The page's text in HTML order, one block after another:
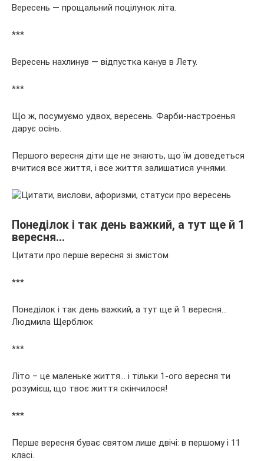
Вересень — прощальний поцілунок літа.
***
Вересень нахлинув — відпустка канув в Лету.
***
Що ж, посумуємо удвох, вересень. Фарби-настроенья
дарує осінь.
Першого вересня діти ще не знають, що їм доведеться
вчитися все життя, і все життя залишатися учнями.
Понеділок і так день важкий, а тут ще й 1
вересня…
Цитати про перше вересня зі змістом
***
Понеділок і так день важкий, а тут ще й 1 вересня…
Людмила Щерблюк
***
Літо – це маленьке життя… і тільки 1-ого вересня ти
розумієш, що твоє життя скінчилося!
***
Перше вересня буває святом лише двічі: в першому і 11
класі.